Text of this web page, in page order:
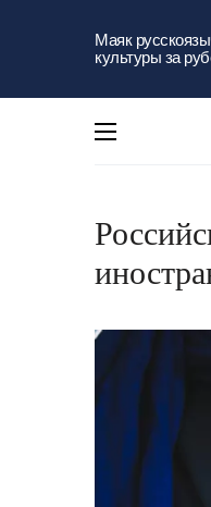
Маяк
культуры за